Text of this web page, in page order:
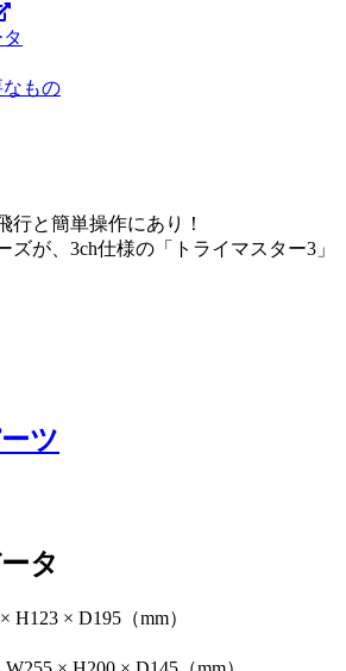
もの
行と簡単操作にあり！
ズが、3ch仕様の「トライマスター3」
ツ
タ
H123 × D195（mm）